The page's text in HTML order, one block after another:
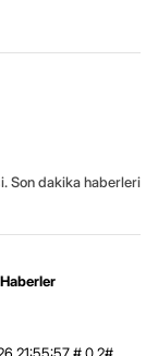
Son dakika haberleri